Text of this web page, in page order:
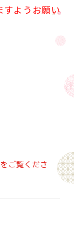
すようお願い
ご覧くださ